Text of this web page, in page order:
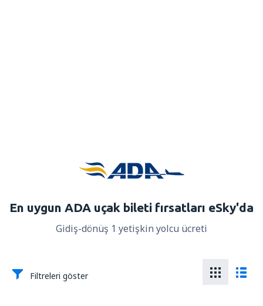
En uygun ADA uçak bileti fırsatları eSky'da
Gidiş-dönüş 1 yetişkin yolcu ücreti
Filtreleri göster